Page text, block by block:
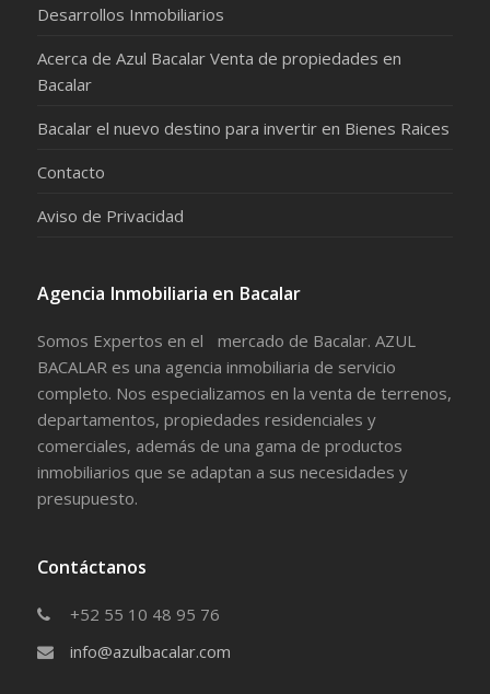
Desarrollos Inmobiliarios
Acerca de Azul Bacalar Venta de propiedades en
Bacalar
Bacalar el nuevo destino para invertir en Bienes Raices
Contacto
Aviso de Privacidad
Agencia Inmobiliaria en Bacalar
Somos Expertos en el mercado de Bacalar. AZUL
BACALAR es una agencia inmobiliaria de servicio
completo. Nos especializamos en la venta de terrenos,
departamentos, propiedades residenciales y
comerciales, además de una gama de productos
inmobiliarios que se adaptan a sus necesidades y
presupuesto.
Contáctanos
+52 55 10 48 95 76
info@azulbacalar.com